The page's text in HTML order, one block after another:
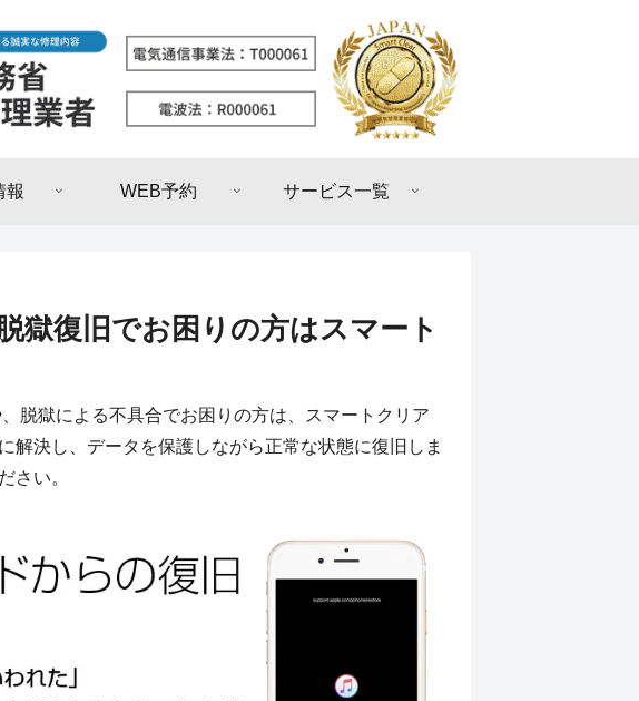
報 WEB予約 サービス一覧
獄復旧でお困りの方はスマート
脱獄による不具合でお困りの方は、スマートクリア
解決し、データを保護しながら正常な状態に復旧しま
さい。